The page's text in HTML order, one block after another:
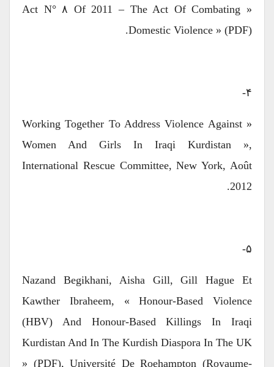
« Act N° ۸ Of 2011 – The Act Of Combating
Domestic Violence » (PDF).
« Working Together To Address Violence Against
Women And Girls In Iraqi Kurdistan »,
International Rescue Committee, New York, Août
2012.
Nazand Begikhani, Aisha Gill, Gill Hague Et
Kawther Ibraheem, « Honour-Based Violence
(HBV) And Honour-Based Killings In Iraqi
Kurdistan And In The Kurdish Diaspora In The UK
» (PDF), Université De Roehampton (Royaume-